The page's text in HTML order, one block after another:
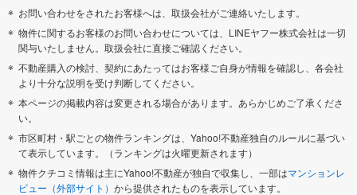
お問い合わせをされたお客様へは、取扱会社がご連絡いたします。
物件に関するお客様のお問い合わせについては、LINEヤフー株式会社は一切
関与いたしません。取扱会社に直接ご確認ください。
不動産購入の検討、契約にあたってはお客様ご自身が情報を確認し、各会社
より十分な説明を受け判断してください。
本ページの掲載内容は変更される場合があります。あらかじめご了承くださ
い。
市区町村・駅ごとの物件ランキングは、Yahoo!不動産独自のルールに基づい
て表示しています。（ランキングは火曜更新されます）
物件クチコミ情報は主にYahoo!不動産が独自で収集し、一部はマンションレ
ビュー（外部サイト） から提供されたものを表示しています。